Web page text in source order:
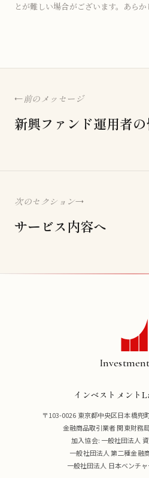
とが難しい場合がございます。あらか
前のメッセージ
新興ファンド運用者
次のセクション
サービス内容へ
インベストメント
〒103-0026 東京都中央区日本橋兜
金融商品取引業者 関東財務
加入協会: 一般社団法人
一般社団法人 第二種金融
一般社団法人 日本ベンチ